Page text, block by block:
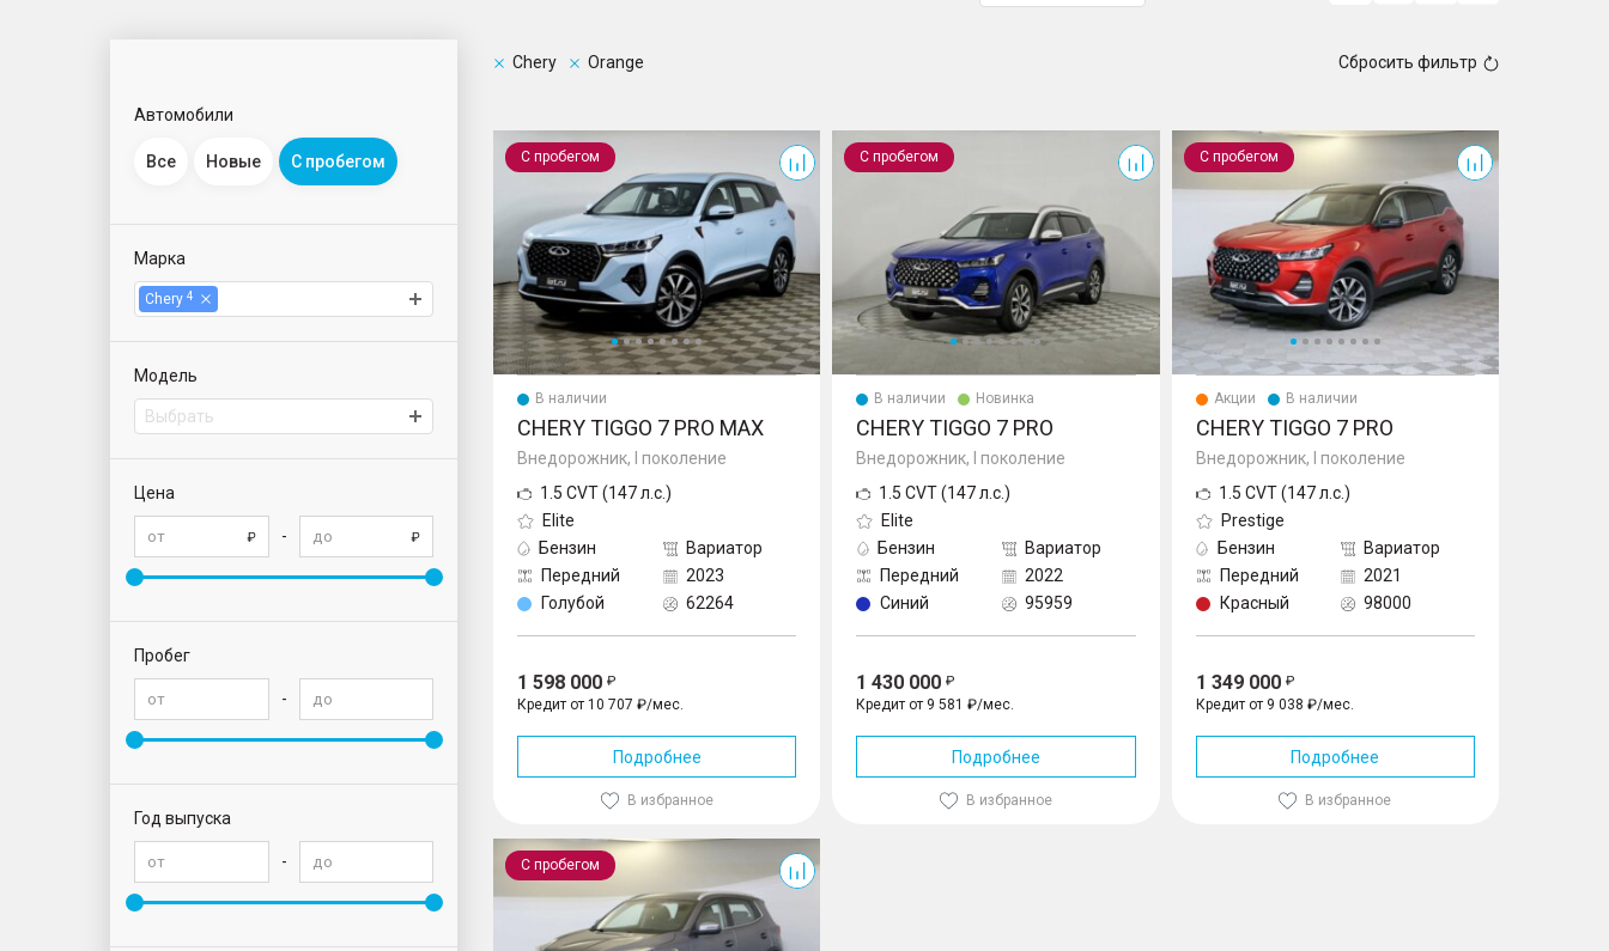
Автомобили
Все Новые С пробегом
Марка
Chery 4
Модель
Выбрать
Цена
-
Пробег
-
Год выпуска
-
Chery Orange Сбросить фильтр
С пробегом
Tiggo 7 Pro Max
В наличии
CHERY TIGGO 7 PRO MAX
Внедорожник, I поколение
1.5 CVT (147 л.с.)
Elite
Бензин
Вариатор
Передний
2023
Голубой
62264
1 598 000
Кредит от 10 707 ₽/мес.
Подробнее
В избранное
С пробегом
Tiggo 7 Pro
В наличии Новинка
CHERY TIGGO 7 PRO
Внедорожник, I поколение
1.5 CVT (147 л.с.)
Elite
Бензин
Вариатор
Передний
2022
Синий
95959
1 430 000
Кредит от 9 581 ₽/мес.
Подробнее
В избранное
С пробегом
Tiggo 7 Pro
Акции В наличии
CHERY TIGGO 7 PRO
Внедорожник, I поколение
1.5 CVT (147 л.с.)
Prestige
Бензин
Вариатор
Передний
2021
Красный
98000
1 349 000
Кредит от 9 038 ₽/мес.
Подробнее
В избранное
С пробегом
Tiggo 4 Pro